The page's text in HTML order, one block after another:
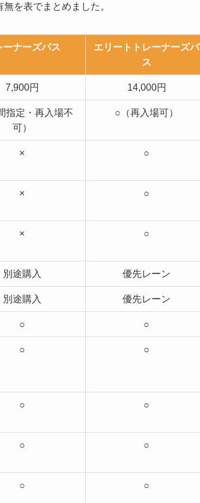
を表でまとめました。
ーナーズパス
エリートトレーナーズパ
ス
7,900円 14,000円
指定・再入場不
可）
○（再入場可）
× ○
× ○
× ○
別途購入 優先レーン
別途購入 優先レーン
○ ○
○ ○
○ ○
○ ○
○ ○